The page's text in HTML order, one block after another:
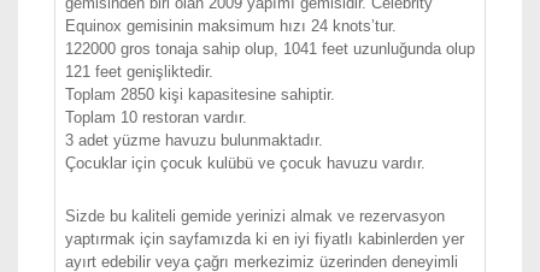
Equinox gemisinin maksimum hızı 24 knots’tur.
122000 gros tonaja sahip olup, 1041 feet uzunluğunda olup
121 feet genişliktedir.
Toplam 2850 kişi kapasitesine sahiptir.
Toplam 10 restoran vardır.
3 adet yüzme havuzu bulunmaktadır.
Çocuklar için çocuk kulübü ve çocuk havuzu vardır.
Sizde bu kaliteli gemide yerinizi almak ve rezervasyon
yaptırmak için sayfamızda ki en iyi fiyatlı kabinlerden yer
ayırt edebilir veya çağrı merkezimiz üzerinden deneyimli